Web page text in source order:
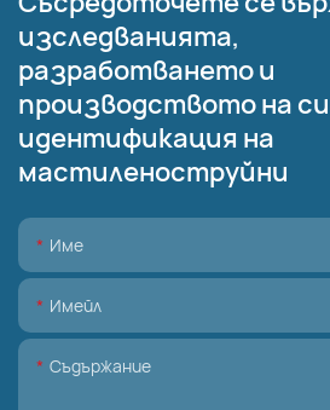
изследванията,
разработването и
производството на
идентификация на
мастиленоструйни
Име
Имейл
Съдържание